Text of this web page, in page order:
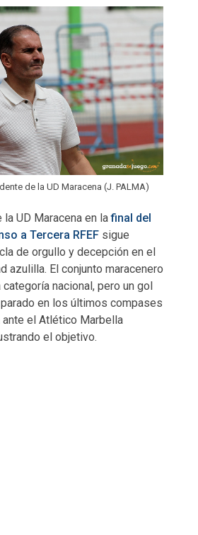
de la UD Maracena (J. PALMA)
la UD Maracena en lafinal del
a Tercera RFEF sigue
de orgullo y decepción en el
azulilla. El conjunto maracenero
nacional, pero un gol
en los últimos compases
el Atlético Marbella
el objetivo.